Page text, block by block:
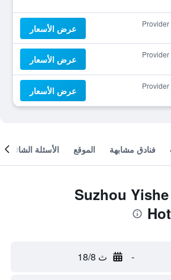
عرض الأسعار
عرض الأسعار
عرض الأسعار
فنادق مشابهة الموقع الأسئلة الشائعة
أفضل صفقات Suzhou Yishe
- ث 18/8